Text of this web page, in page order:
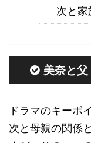
次と家
美奈と父
ドラマのキーポ
次と母親の関係